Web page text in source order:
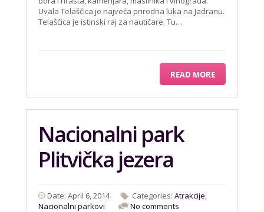
Uvala Telaščica je najveća prirodna luka na Jadranu.
Telaščica je istinski raj za nautičare. Tu…
READ MORE
Nacionalni park
Plitvička jezera
Date: April 6, 2014 Categories: Atrakcije,
Nacionalni parkovi
No comments